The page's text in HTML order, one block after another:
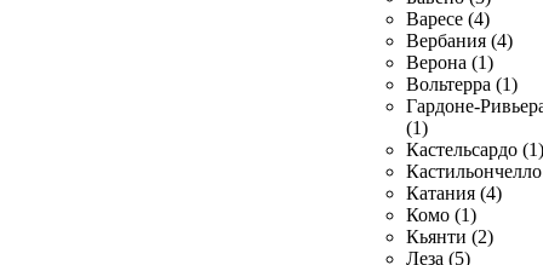
Варесе (4)
Вербания (4)
Верона (1)
Вольтерра (1)
Гардоне-
(1)
Кастельсардо (1)
Катания (4)
Комо (1)
Кьянти (2)
Леза (5)